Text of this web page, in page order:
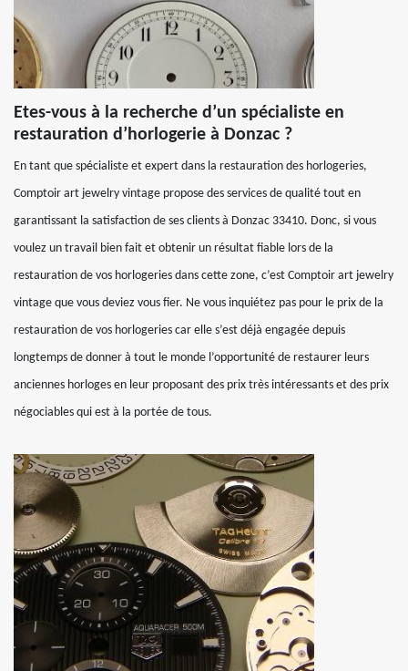
Etes-vous à la recherche d’un spécialiste en
restauration d’horlogerie à Donzac ?
En tant que spécialiste et expert dans la restauration des horlogeries,
Comptoir art jewelry vintage propose des services de qualité tout en
garantissant la satisfaction de ses clients à Donzac 33410. Donc, si vous
voulez un travail bien fait et obtenir un résultat fiable lors de la
restauration de vos horlogeries dans cette zone, c’est Comptoir art jewelry
vintage que vous deviez vous fier. Ne vous inquiétez pas pour le prix de la
restauration de vos horlogeries car elle s’est déjà engagée depuis
longtemps de donner à tout le monde l’opportunité de restaurer leurs
anciennes horloges en leur proposant des prix très intéressants et des prix
négociables qui est à la portée de tous.